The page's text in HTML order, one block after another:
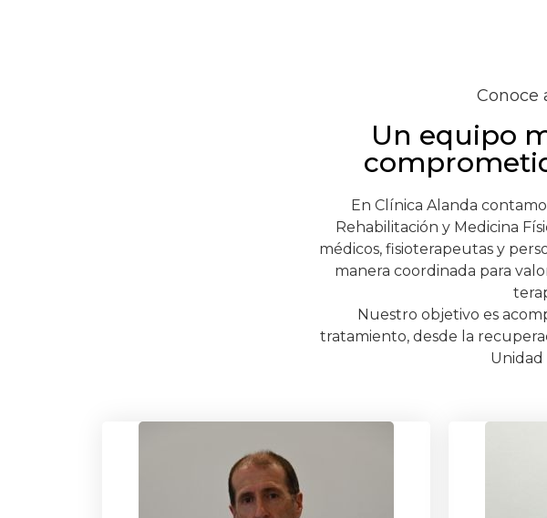
Conoce
Un equipo
En Clínica Alanda
Rehabilitación y Medicina
médicos, fisioterapeutas y
manera coordinada para
Nuestro objetivo es
tratamiento, desde la